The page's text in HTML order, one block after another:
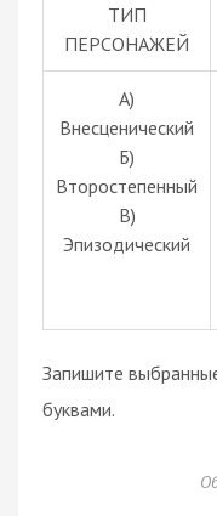
ТИП
ПЕРСОНАЖЕЙ
А)
Внесценический
Б)
Второстепенный
В)
Эпизодический
Запишите
буквами.